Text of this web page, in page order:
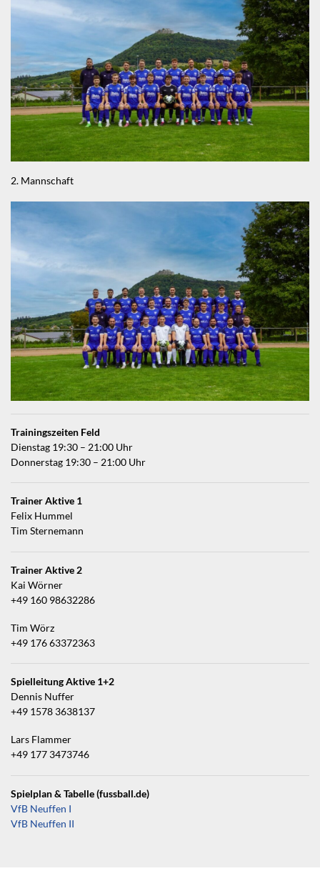
2. Mannschaft
Trainingszeiten Feld
Dienstag 19:30 – 21:00 Uhr
Donnerstag 19:30 – 21:00 Uhr
Trainer Aktive 1
Felix Hummel
Tim Sternemann
Trainer Aktive 2
Kai Wörner
+49 160 98632286
Tim Wörz
+49 176 63372363
Spielleitung Aktive 1+2
Dennis Nuffer
+49 1578 3638137
Lars Flammer
+49 177 3473746
Spielplan & Tabelle (fussball.de)
VfB Neuffen I
VfB Neuffen II